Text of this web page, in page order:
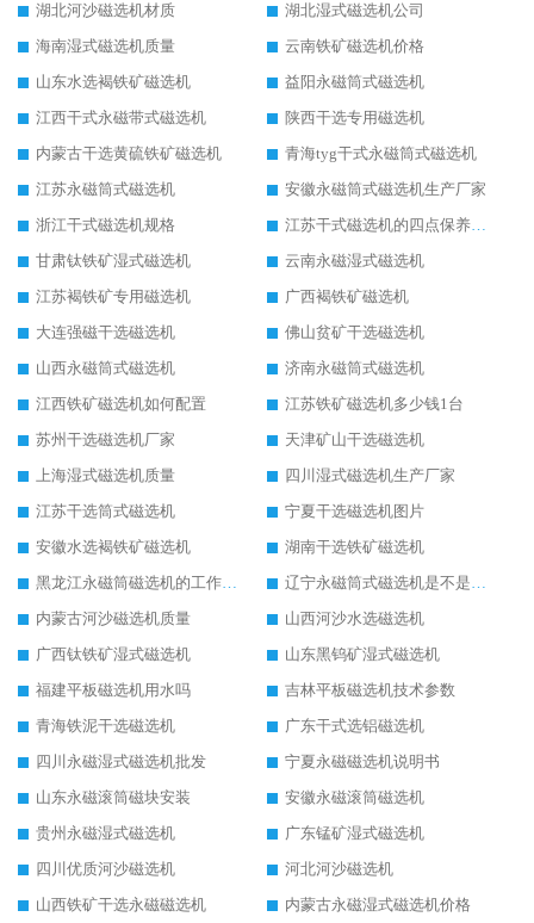
湖北河沙磁选机材质
湖北湿式磁选机公司
海南湿式磁选机质量
云南铁矿磁选机价格
山东水选褐铁矿磁选机
益阳永磁筒式磁选机
江西干式永磁带式磁选机
陕西干选专用磁选机
内蒙古干选黄硫铁矿磁选机
青海tyg干式永磁筒式磁选机
江苏永磁筒式磁选机
安徽永磁筒式磁选机生产厂家
浙江干式磁选机规格
江苏干式磁选机的四点保养秘籍
甘肃钛铁矿湿式磁选机
云南永磁湿式磁选机
江苏褐铁矿专用磁选机
广西褐铁矿磁选机
大连强磁干选磁选机
佛山贫矿干选磁选机
山西永磁筒式磁选机
济南永磁筒式磁选机
江西铁矿磁选机如何配置
江苏铁矿磁选机多少钱1台
苏州干选磁选机厂家
天津矿山干选磁选机
上海湿式磁选机质量
四川湿式磁选机生产厂家
江苏干选筒式磁选机
宁夏干选磁选机图片
安徽水选褐铁矿磁选机
湖南干选铁矿磁选机
黑龙江永磁筒磁选机的工作原理
辽宁永磁筒式磁选机是不是强磁
内蒙古河沙磁选机质量
山西河沙水选磁选机
广西钛铁矿湿式磁选机
山东黑钨矿湿式磁选机
福建平板磁选机用水吗
吉林平板磁选机技术参数
青海铁泥干选磁选机
广东干式选铝磁选机
四川永磁湿式磁选机批发
宁夏永磁磁选机说明书
山东永磁滚筒磁块安装
安徽永磁滚筒磁选机
贵州永磁湿式磁选机
广东锰矿湿式磁选机
四川优质河沙磁选机
河北河沙磁选机
山西铁矿干选永磁磁选机
内蒙古永磁湿式磁选机价格